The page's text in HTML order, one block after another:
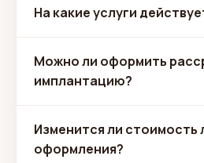
немного времени —
На какие услуги
большинство
лечение зубов;
протезирование;
Можно ли оформить
имплантацию?
востребованных услуг,
часто оформляют в
Изменится ли стоимость
оформления?